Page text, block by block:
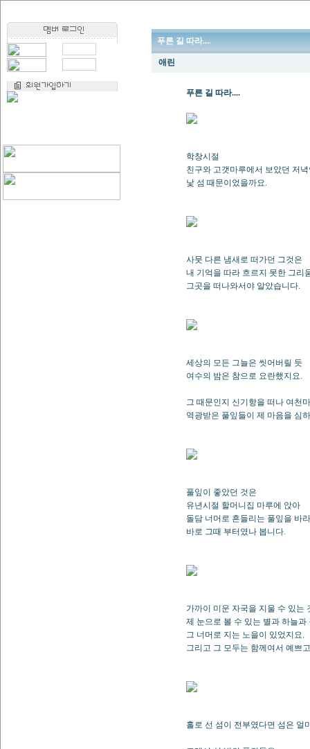
푸른 길 따라....
애린
푸른 길 따라....
학창시절
친구와 고갯마루에서 보았던 저
낯 섬 때문이었을까요.
사뭇 다른 냄새로 떠가던 그것은
내 기억을 따라 흐르지 못한 그리
그곳을 떠나와서야 알았습니다.
세상의 모든 그늘은 씻어버릴 듯
여수의 밤은 참으로 요란했지요.
그 때문인지 신기항을 떠나 여천
역광받은 풀잎들이 제 마음을 심
풀잎이 좋았던 것은
유년시절 할머니집 마루에 앉아
돌담 너머로 흔들리는 풀잎을 바
바로 그때 부터였나 봅니다.
가까이 미운 자국을 지울 수 있는
제 눈으로 볼 수 있는 별과 하늘과
그 너머로 지는 노을이 있었지요.
그리고 그 모두는 함께여서 예쁘
홀로 선 섬이 전부였다면 섬은 얼